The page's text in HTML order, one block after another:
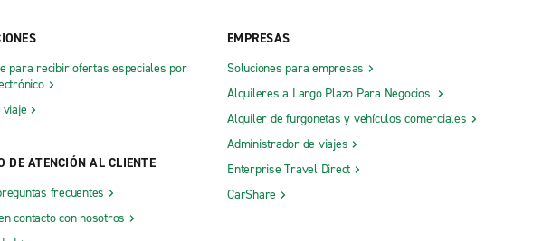
para recibir ofertas especiales por
viaje
DE ATENCIÓN AL CLIENTE
frecuentes
contacto con nosotros
EMPRESAS
Soluciones para empresas
Alquileres a Largo Plazo Para Negocios
Alquiler de furgonetas y vehículos comerciales
Administrador de viajes
Enterprise Travel Direct
CarShare